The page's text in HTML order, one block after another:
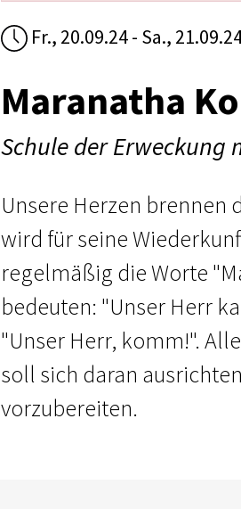
Fr., 20.09.24 - Sa.,
Maranatha
Schule der Erweckung
Unsere Herzen brennen
wird für seine
regelmäßig die Worte
bedeuten: "Unser Herr
"Unser Herr, komm!".
soll sich daran
vorzubereiten.